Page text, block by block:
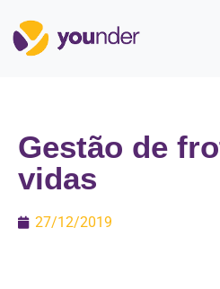
Gestão de
vidas
27/12/2019